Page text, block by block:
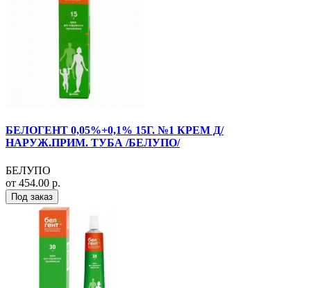
БЕЛОГЕНТ 0,05%+0,1% 15Г. №1 КРЕМ Д/
НАРУЖ.ПРИМ. ТУБА /БЕЛУПО/
БЕЛУПО
от 454.00 р.
Под заказ